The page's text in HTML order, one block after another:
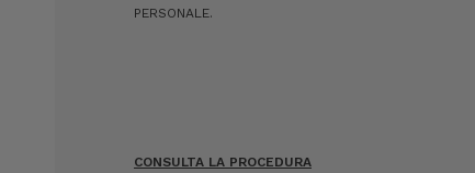
PERSONALE.
CONSULTA LA PROCEDURA